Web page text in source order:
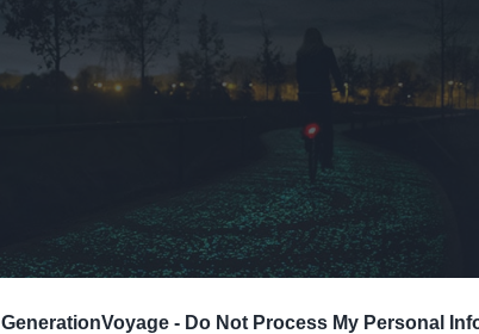
GenerationVoyage - Do Not Process My Personal